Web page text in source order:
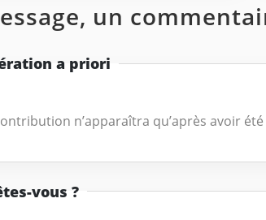
un
a priori
n’apparaîtra qu’après avoir
vous ?